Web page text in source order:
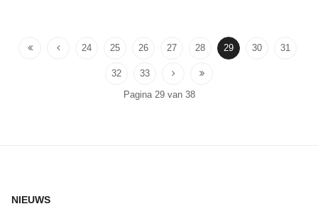
24 25 26 27 28 29 30 31
32
33
Pagina 29 van 38
NIEUWS